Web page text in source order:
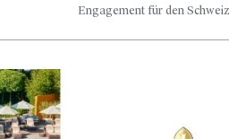
Engagement für den